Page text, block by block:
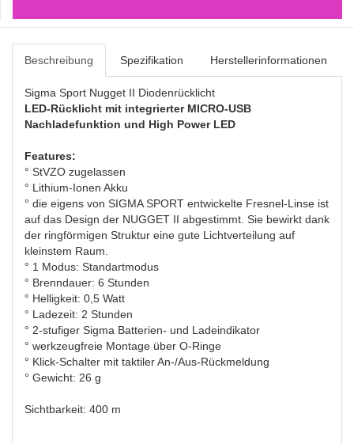
Beschreibung Spezifikation Herstellerinformationen
Sigma Sport Nugget II Diodenrücklicht
LED-Rücklicht mit integrierter MICRO-USB
Nachladefunktion und High Power LED
Features:
° StVZO zugelassen
° Lithium-Ionen Akku
° die eigens von SIGMA SPORT entwickelte Fresnel-Linse ist
auf das Design der NUGGET II abgestimmt. Sie bewirkt dank
der ringförmigen Struktur eine gute Lichtverteilung auf
kleinstem Raum.
° 1 Modus: Standartmodus
° Brenndauer: 6 Stunden
° Helligkeit: 0,5 Watt
° Ladezeit: 2 Stunden
° 2-stufiger Sigma Batterien- und Ladeindikator
° werkzeugfreie Montage über O-Ringe
° Klick-Schalter mit taktiler An-/Aus-Rückmeldung
° Gewicht: 26 g
Sichtbarkeit: 400 m